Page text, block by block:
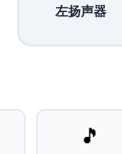
左扬声器
🎵